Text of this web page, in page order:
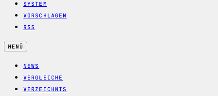
SYSTEM
VORSCHLAGEN
RSS
MENÜ
NEWS
VERGLEICHE
VERZEICHNIS